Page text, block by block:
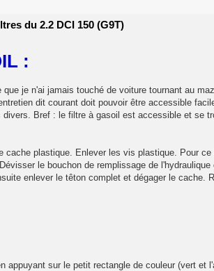
du 2.2 DCI 150 (G9T)
:
je n'ai jamais touché de voiture tournant au
dit courant doit pouvoir être accessible
divers. Bref : le filtre à gasoil est accessible et se
cache plastique. Enlever les vis plastique. Pour
le bouchon de remplissage de
enlever le têton complet et dégager le cache.
appuyant sur le petit rectangle de couleur (vert et